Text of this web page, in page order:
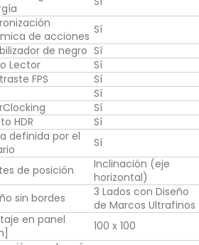
de acciones Sí
de negro Sí
Lector
Sí
FPS
Sí
Sí
Sí
HDR
Sí
definida por el
Sí
de posición
Inclinación (eje
horizontal)
sin bordes
3 Lados con Diseño
de Marcos Ultrafinos
en panel
100 x 100